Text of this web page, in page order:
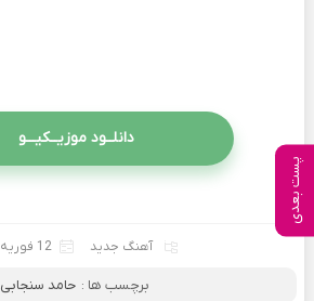
پست بعدی
دانلــود موزیــکیـــو
آهنگ جدید 12 فوریه 2024
برچسب ها : حامد سنجابی